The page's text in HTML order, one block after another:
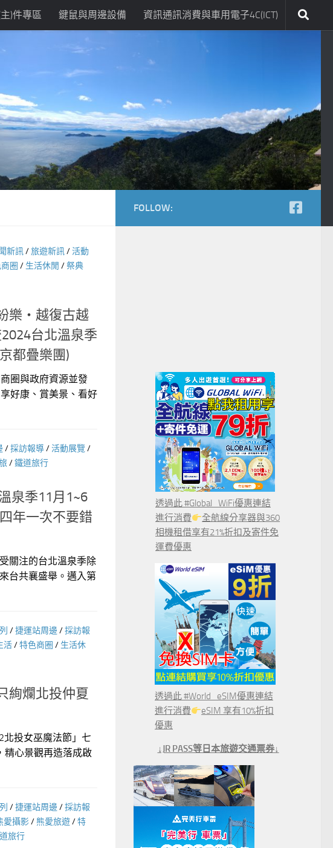
)件專區 鍵鼠與周邊設備 資訊通訊消費與車用電子4C(ICT)
新訊/旅遊新訊/活動
圈 /生活休閒 /祭典
樂‧越復古越
台北溫泉季
都疊樂團)
圈與政府資源並發
好康、賞美景、看好
/採訪報導/活動展覽/
/鐵道旅行
泉季11月1~6
年一次不要錯
關注的台北溫泉季除
台共襄盛舉。邁入第
/捷運站周邊 /採訪報
活/特色商圈 / 生活休
絢爛北投仲夏
投女巫魔法節」七
精心景觀再造落成啟
/捷運站周邊 /採訪報
愛攝影/ 熊愛旅遊/特
旅行
FOLLOW:
透過此 #Global_WiFi優惠連結
進行消費
全航線分享器與360
相機租借享有21%折扣及寄件免
運費優惠
透過此 #World_eSIM優惠連結
進行消費
eSIM 享有10%折扣
優惠
↓JR PASS等日本旅遊交通票券↓